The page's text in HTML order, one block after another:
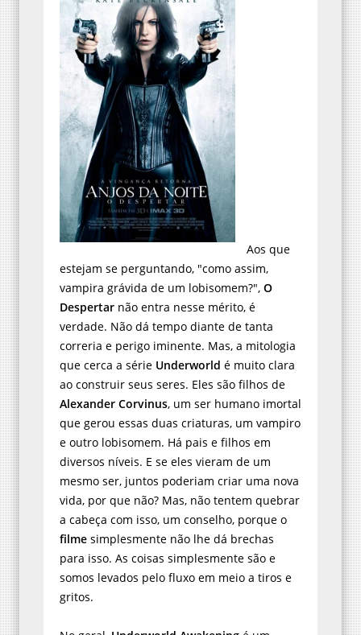
Aos que
estejam se perguntando, "como assim,
vampira grávida de um lobisomem?", O
Despertar não entra nesse mérito, é
verdade. Não dá tempo diante de tanta
correria e perigo iminente. Mas, a mitologia
que cerca a série Underworld é muito clara
ao construir seus seres. Eles são filhos de
Alexander Corvinus, um ser humano imortal
que gerou essas duas criaturas, um vampiro
e outro lobisomem. Há pais e filhos em
diversos níveis. E se eles vieram de um
mesmo ser, juntos poderiam criar uma nova
vida, por que não? Mas, não tentem quebrar
a cabeça com isso, um conselho, porque o
filme simplesmente não lhe dá brechas
para isso. As coisas simplesmente são e
somos levados pelo fluxo em meio a tiros e
gritos.